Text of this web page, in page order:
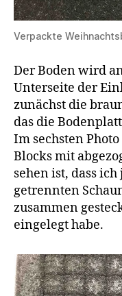
Verpackte
Der Boden wird
Unterseite der
zunächst die
das die
Im sechsten
Blocks mit
sehen ist, dass
getrennten
zusammen
eingelegt habe.